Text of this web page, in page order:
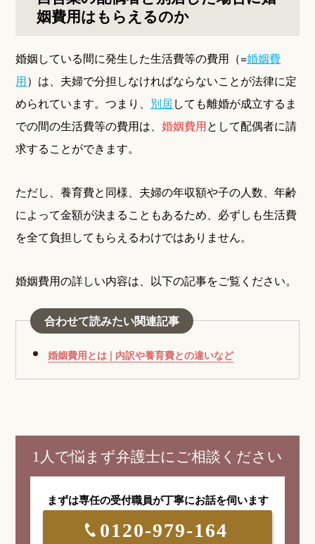
姻費用はもらえるのか
婚姻している間に発生した生活費等の費用（=婚姻費
用）は、夫婦で分担しなければならないことが法律に定
められています。つまり、 別居しても離婚が成立するま
での間の生活費等の費用は、婚姻費用として配偶者に請
求することができます。
ただし、養育費と同様、夫婦の年収額や子の人数、年齢
によって金額が決まることもあるため、必ずしも生活費
を全て負担してもらえるわけではありません。
婚姻費用の詳しい内容は、以下の記事をご覧ください。
合わせて読みたい関連記事
婚姻費用とは | 内訳や養育費との違いなど
1人で悩まず弁護士にご相談ください
まずは専任の受付職員が丁寧にお話を伺います
0120-979-164